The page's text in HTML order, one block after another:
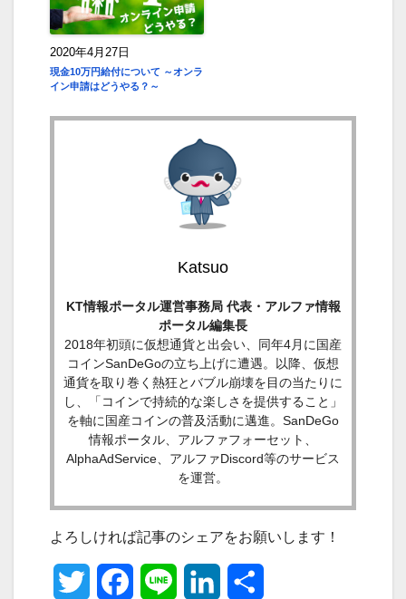
2020年4月27日
現金10万円給付について ～オンラ
イン申請はどうやる？～
Katsuo
KT情報ポータル運営事務局 代表・アルファ情報
ポータル編集長
2018年初頭に仮想通貨と出会い、同年4月に国産
コインSanDeGoの立ち上げに遭遇。以降、仮想
通貨を取り巻く熱狂とバブル崩壊を目の当たりに
し、「コインで持続的な楽しさを提供すること」
を軸に国産コインの普及活動に邁進。SanDeGo
情報ポータル、アルファフォーセット、
AlphaAdService、アルファDiscord等のサービス
を運営。
よろしければ記事のシェアをお願いします！